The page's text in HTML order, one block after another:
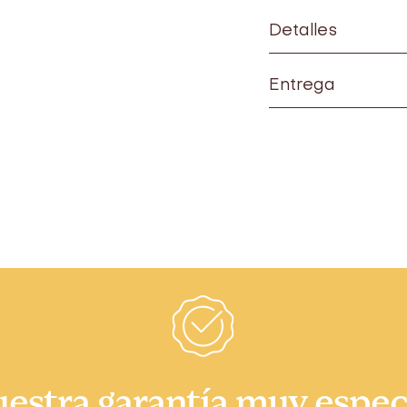
Detalles
Entrega